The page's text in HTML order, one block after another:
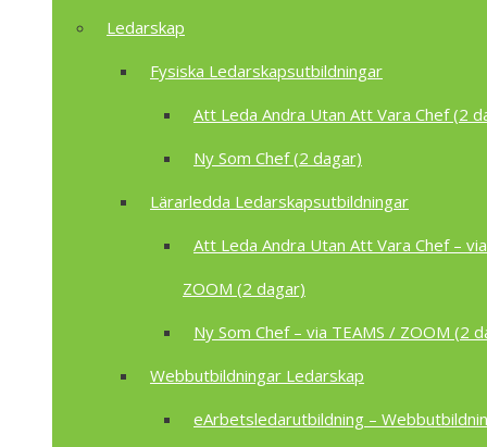
Ledarskap
Fysiska Ledarskapsutbildningar
Att Leda Andra Utan Att Vara Chef (2
Ny Som Chef (2 dagar)
Lärarledda Ledarskapsutbildningar
Att Leda Andra Utan Att Vara Chef –
ZOOM (2 dagar)
Ny Som Chef – via TEAMS / ZOOM (2
Webbutbildningar Ledarskap
eArbetsledarutbildning –